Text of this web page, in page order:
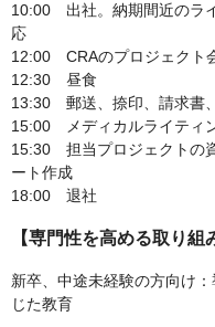
10:00 出社。納期間近のラ
応
12:00 CRAのプロジェクト
12:30 昼食
13:30 郵送、捺印、請求書
15:00 メディカルライティ
15:30 担当プロジェクトの
ート作成
18:00 退社
【専門性を高める取り組
新卒、中途未経験の方向け
じた教育